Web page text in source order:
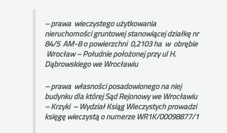
– prawa wieczystego użytkowania
nieruchomości gruntowej stanowiącej działkę nr
84/5 AM-8 o powierzchni 0,2103 ha w obrębie
Wrocław – Południe położonej przy ul H.
Dąbrowskiego we Wrocławiu
– prawa własności posadowionego na niej
budynku dla której Sąd Rejonowy we Wrocławiu
– Krzyki – Wydział Ksiąg Wieczystych prowadzi
księgę wieczystą o numerze WR1K/00098877/1